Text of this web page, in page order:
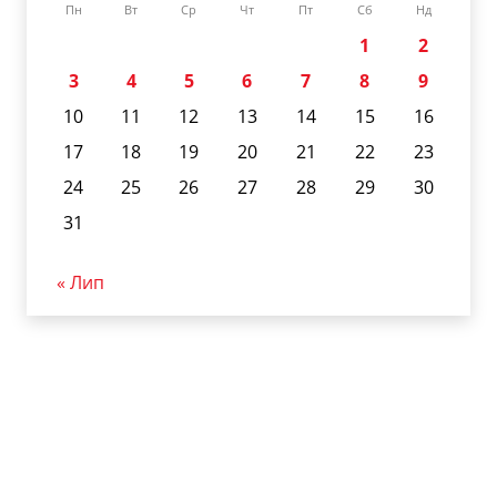
Пн Вт Ср Чт Пт Сб Нд
1
2
3
4 5 6 7 8
9
10
11 12 13 14 15
16
17
18 19 20 21 22
23
24
25 26 27 28 29
30
31
« Лип